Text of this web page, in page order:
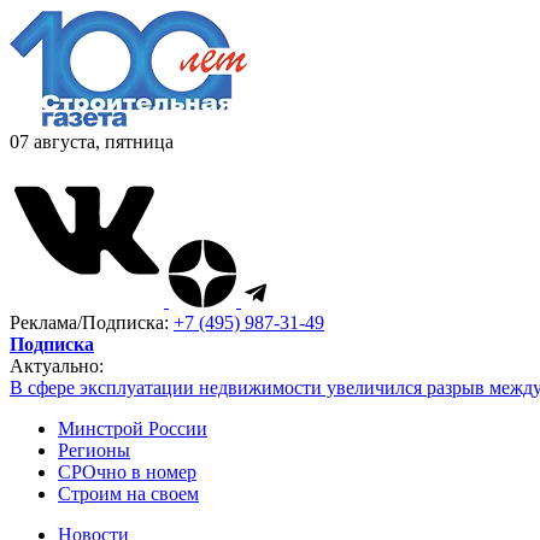
07 августа, пятница
Реклама/Подписка: +7 (495) 987-31-49
Подписка
Актуально:
В сфере эксплуатации недвижимости увеличился разрыв
Минстрой России
Регионы
СРОчно в номер
Строим на своем
Новости